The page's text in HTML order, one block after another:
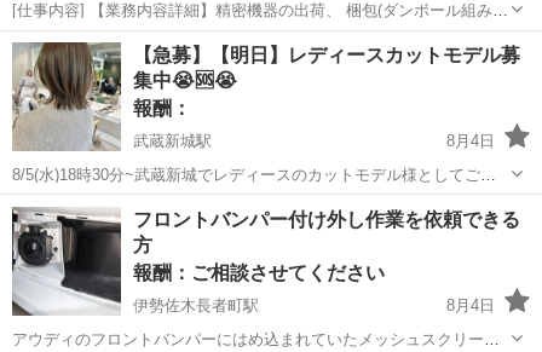
[仕事内容] 【業務内容詳細】精密機器の出荷、 梱包(ダンボール組み、
詰め物、 2重締めなど)。 大小さまざまな精密機器の梱包、 出荷準
備、 フォークリフトを使用した運搬業務。 最大で4tのカウンターリフ
トがある。 フォー...
神奈川 横浜市 工場
【急募】【明日】レディースカットモデル募
集中😭🆘😭
報酬：
武蔵新城駅
8月4日
8/5(水)18時30分~武蔵新城でレディースのカットモデル様としてご来
店してくださる方を探しております。 スタイルチェンジまたは3~4cm
程度切りたい方限定を探しております！！ ぜひ、お気軽にお問い合わ
せください！
神奈川 川崎市 武蔵新城駅 手伝って/助けて
カットモデル
フロントバンパー付け外し作業を依頼できる
方
報酬：ご相談させてください
伊勢佐木長者町駅
8月4日
アウディのフロントバンパーにはめ込まれていたメッシュスクリーン